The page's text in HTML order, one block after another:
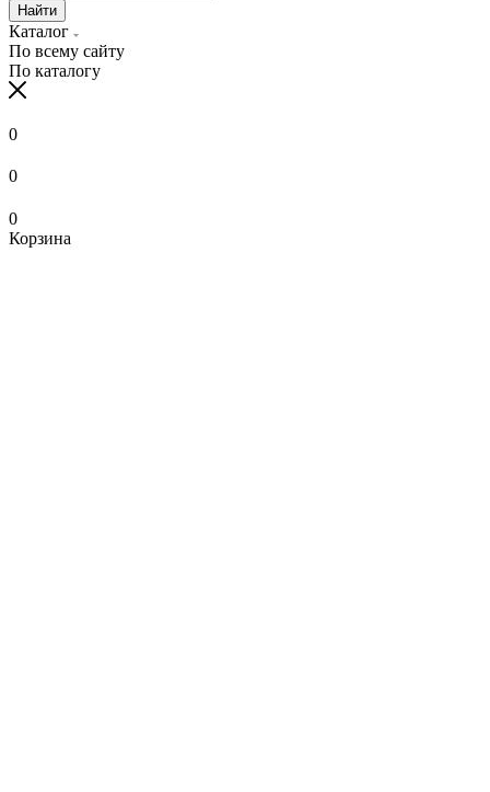
Найти
Каталог
По всему сайту
По каталогу
0
0
0
Корзина